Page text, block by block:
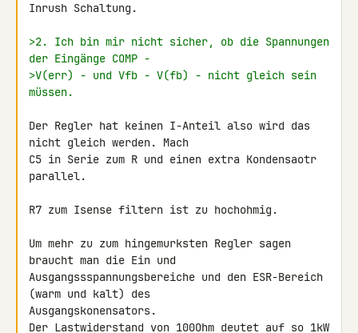
Inrush Schaltung.
>2. Ich bin mir nicht sicher, ob die Spannungen
der Eingänge COMP -
>V(err) - und Vfb - V(fb) - nicht gleich sein
müssen.
Der Regler hat keinen I-Anteil also wird das
nicht gleich werden. Mach
C5 in Serie zum R und einen extra Kondensaotr
parallel.
R7 zum Isense filtern ist zu hochohmig.
Um mehr zu zum hingemurksten Regler sagen
braucht man die Ein und
Ausgangssspannungsbereiche und den ESR-Bereich
(warm und kalt) des
Ausgangskonensators.
Der Lastwiderstand von 100Ohm deutet auf so 1kW